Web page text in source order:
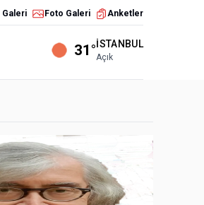
Galeri Foto Galeri Anketler
31°İSTANBUL
Açık